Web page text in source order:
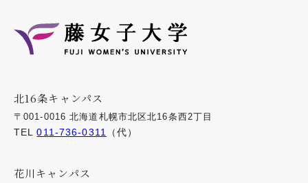
北16条キャンパス
〒001-0016 北海道札幌市北区北16条西2丁目
TEL011-736-0311 （代）
花川キャンパス